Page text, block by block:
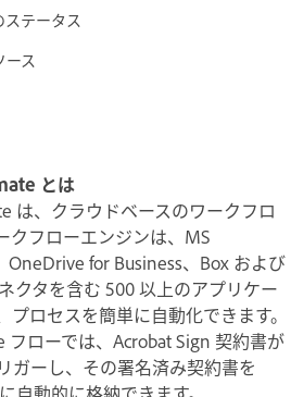
テータス
ス
とは
は、クラウドベースのワークフロ
クフローエンジンは、MS
for Business、Box および
クタを含む 500 以上のアプリケー
ロセスを簡単に自動化できます。
ローでは、Acrobat Sign 契約書が
ガーし、その署名済み契約書を